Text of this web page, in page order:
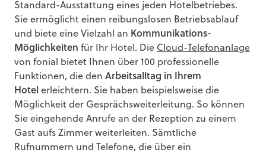
Standard-Ausstattung eines jeden Hotelbetriebes.
Sie ermöglicht einen reibungslosen Betriebsablauf
und biete eine Vielzahl an Kommunikations-
Möglichkeiten für Ihr Hotel. Die Cloud-Telefonanlage
von fonial bietet Ihnen über 100 professionelle
Funktionen, die den Arbeitsalltag in Ihrem
Hotel erleichtern. Sie haben beispielsweise die
Möglichkeit der Gesprächsweiterleitung. So können
Sie eingehende Anrufe an der Rezeption zu einem
Gast aufs Zimmer weiterleiten. Sämtliche
Rufnummern und Telefone, die über ein